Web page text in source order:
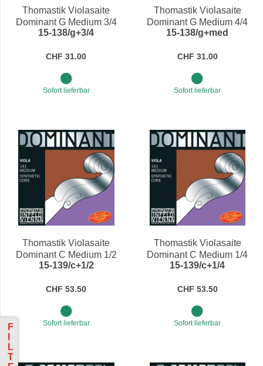
F
L
T
Thomastik Violasaite
Dominant G Medium 3/4
15-138/g+3/4
CHF 31.00
Sofort lieferbar
Thomastik Violasaite
Dominant G Medium 4/4
15-138/g+med
CHF 31.00
Sofort lieferbar
Thomastik Violasaite
Dominant C Medium 1/2
15-139/c+1/2
CHF 53.50
Sofort lieferbar
Thomastik Violasaite
Dominant C Medium 1/4
15-139/c+1/4
CHF 53.50
Sofort lieferbar